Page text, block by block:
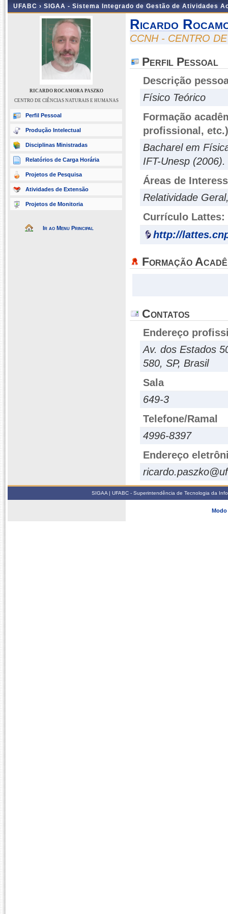
UFABC › SIGAA - Sistema Integrado de Gestão de Atividades
RICARDO ROCAMORA PASZKO
CENTRO DE CIÊNCIAS NATURAIS E HUMANAS
Perfil Pessoal
Produção Intelectual
Disciplinas Ministradas
Relatórios de Carga Horária
Projetos de Pesquisa
Atividades de Extensão
Projetos de Monitoria
Ir ao Menu Principal
Ricardo
CCNH - CENTRO
Perfil Pessoal
Descrição
Físico Teórico
Formação
profissional, etc.)
Bacharel em
IFT-Unesp (2006).
Áreas de
Relatividade
Currículo Lattes:
http://
Formação
Contatos
Endereço
Av. dos Estados
580, SP, Brasil
Sala
649-3
Telefone/Ramal
4996-8397
Endereço
SIGAA | UFABC - Superintendência de Tecnologia da
Modo